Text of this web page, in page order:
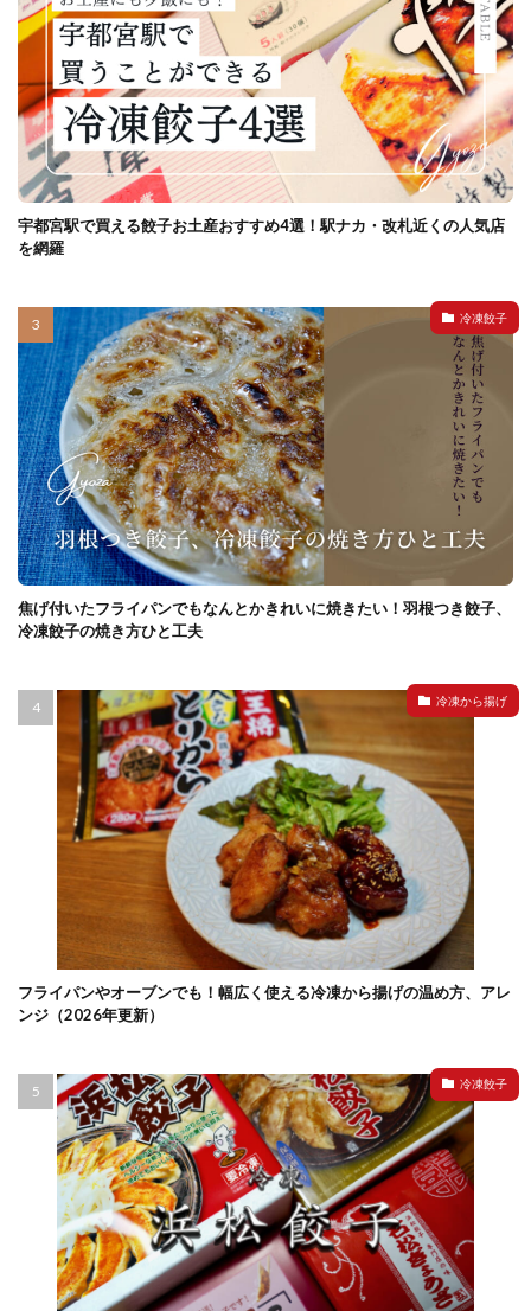
宇都宮駅で買える餃子お土産おすすめ4選！駅ナカ・改札近くの人気店
を網羅
冷凍餃子
焦げ付いたフライパンでもなんとかきれいに焼きたい！羽根つき餃子、
冷凍餃子の焼き方ひと工夫
冷凍から揚げ
フライパンやオーブンでも！幅広く使える冷凍から揚げの温め方、アレ
ンジ（2026年更新）
冷凍餃子